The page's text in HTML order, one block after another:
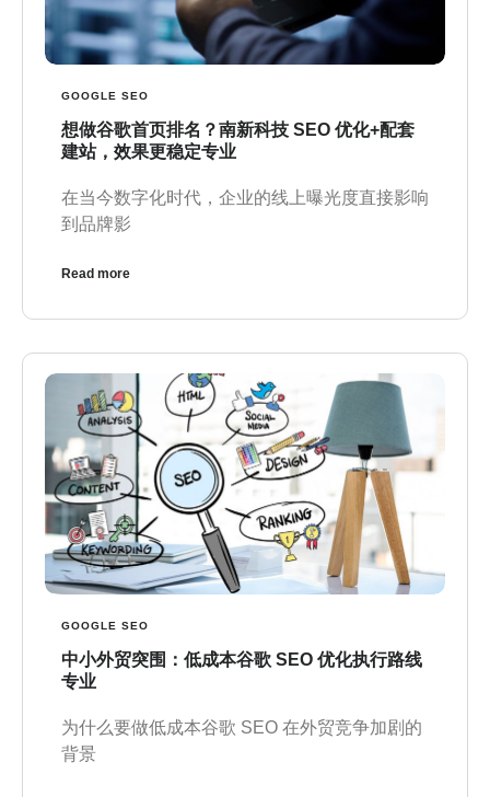
GOOGLE SEO
想做谷歌首页排名？南新科技 SEO 优化+配套
建站，效果更稳定专业
在当今数字化时代，企业的线上曝光度直接影响
到品牌影
Read more
GOOGLE SEO
中小外贸突围：低成本谷歌 SEO 优化执行路线
专业
为什么要做低成本谷歌 SEO 在外贸竞争加剧的
背景